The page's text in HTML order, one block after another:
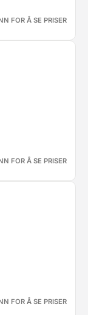
FOR Å SE PRISER
FOR Å SE PRISER
FOR Å SE PRISER